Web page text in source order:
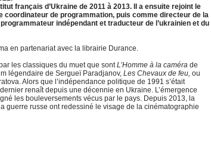
français d’Ukraine de 2011 à 2013. Il a ensuite rejoint le
coordinateur de programmation, puis comme directeur de la
indépendant et traducteur de l’ukrainien et du
en partenariat avec la librairie Durance.
les classiques du muet que sontL’Homme à la caméra de
légendaire de Sergueï Paradjanov, Les Chevaux de feu, ou
Alors que l’indépendance politique de 1991 s’était
renaît depuis une décennie en Ukraine. L’émergence
les bouleversements vécus par le pays. Depuis 2013, la
guerre russe ont redessiné le visage de la cinématographie